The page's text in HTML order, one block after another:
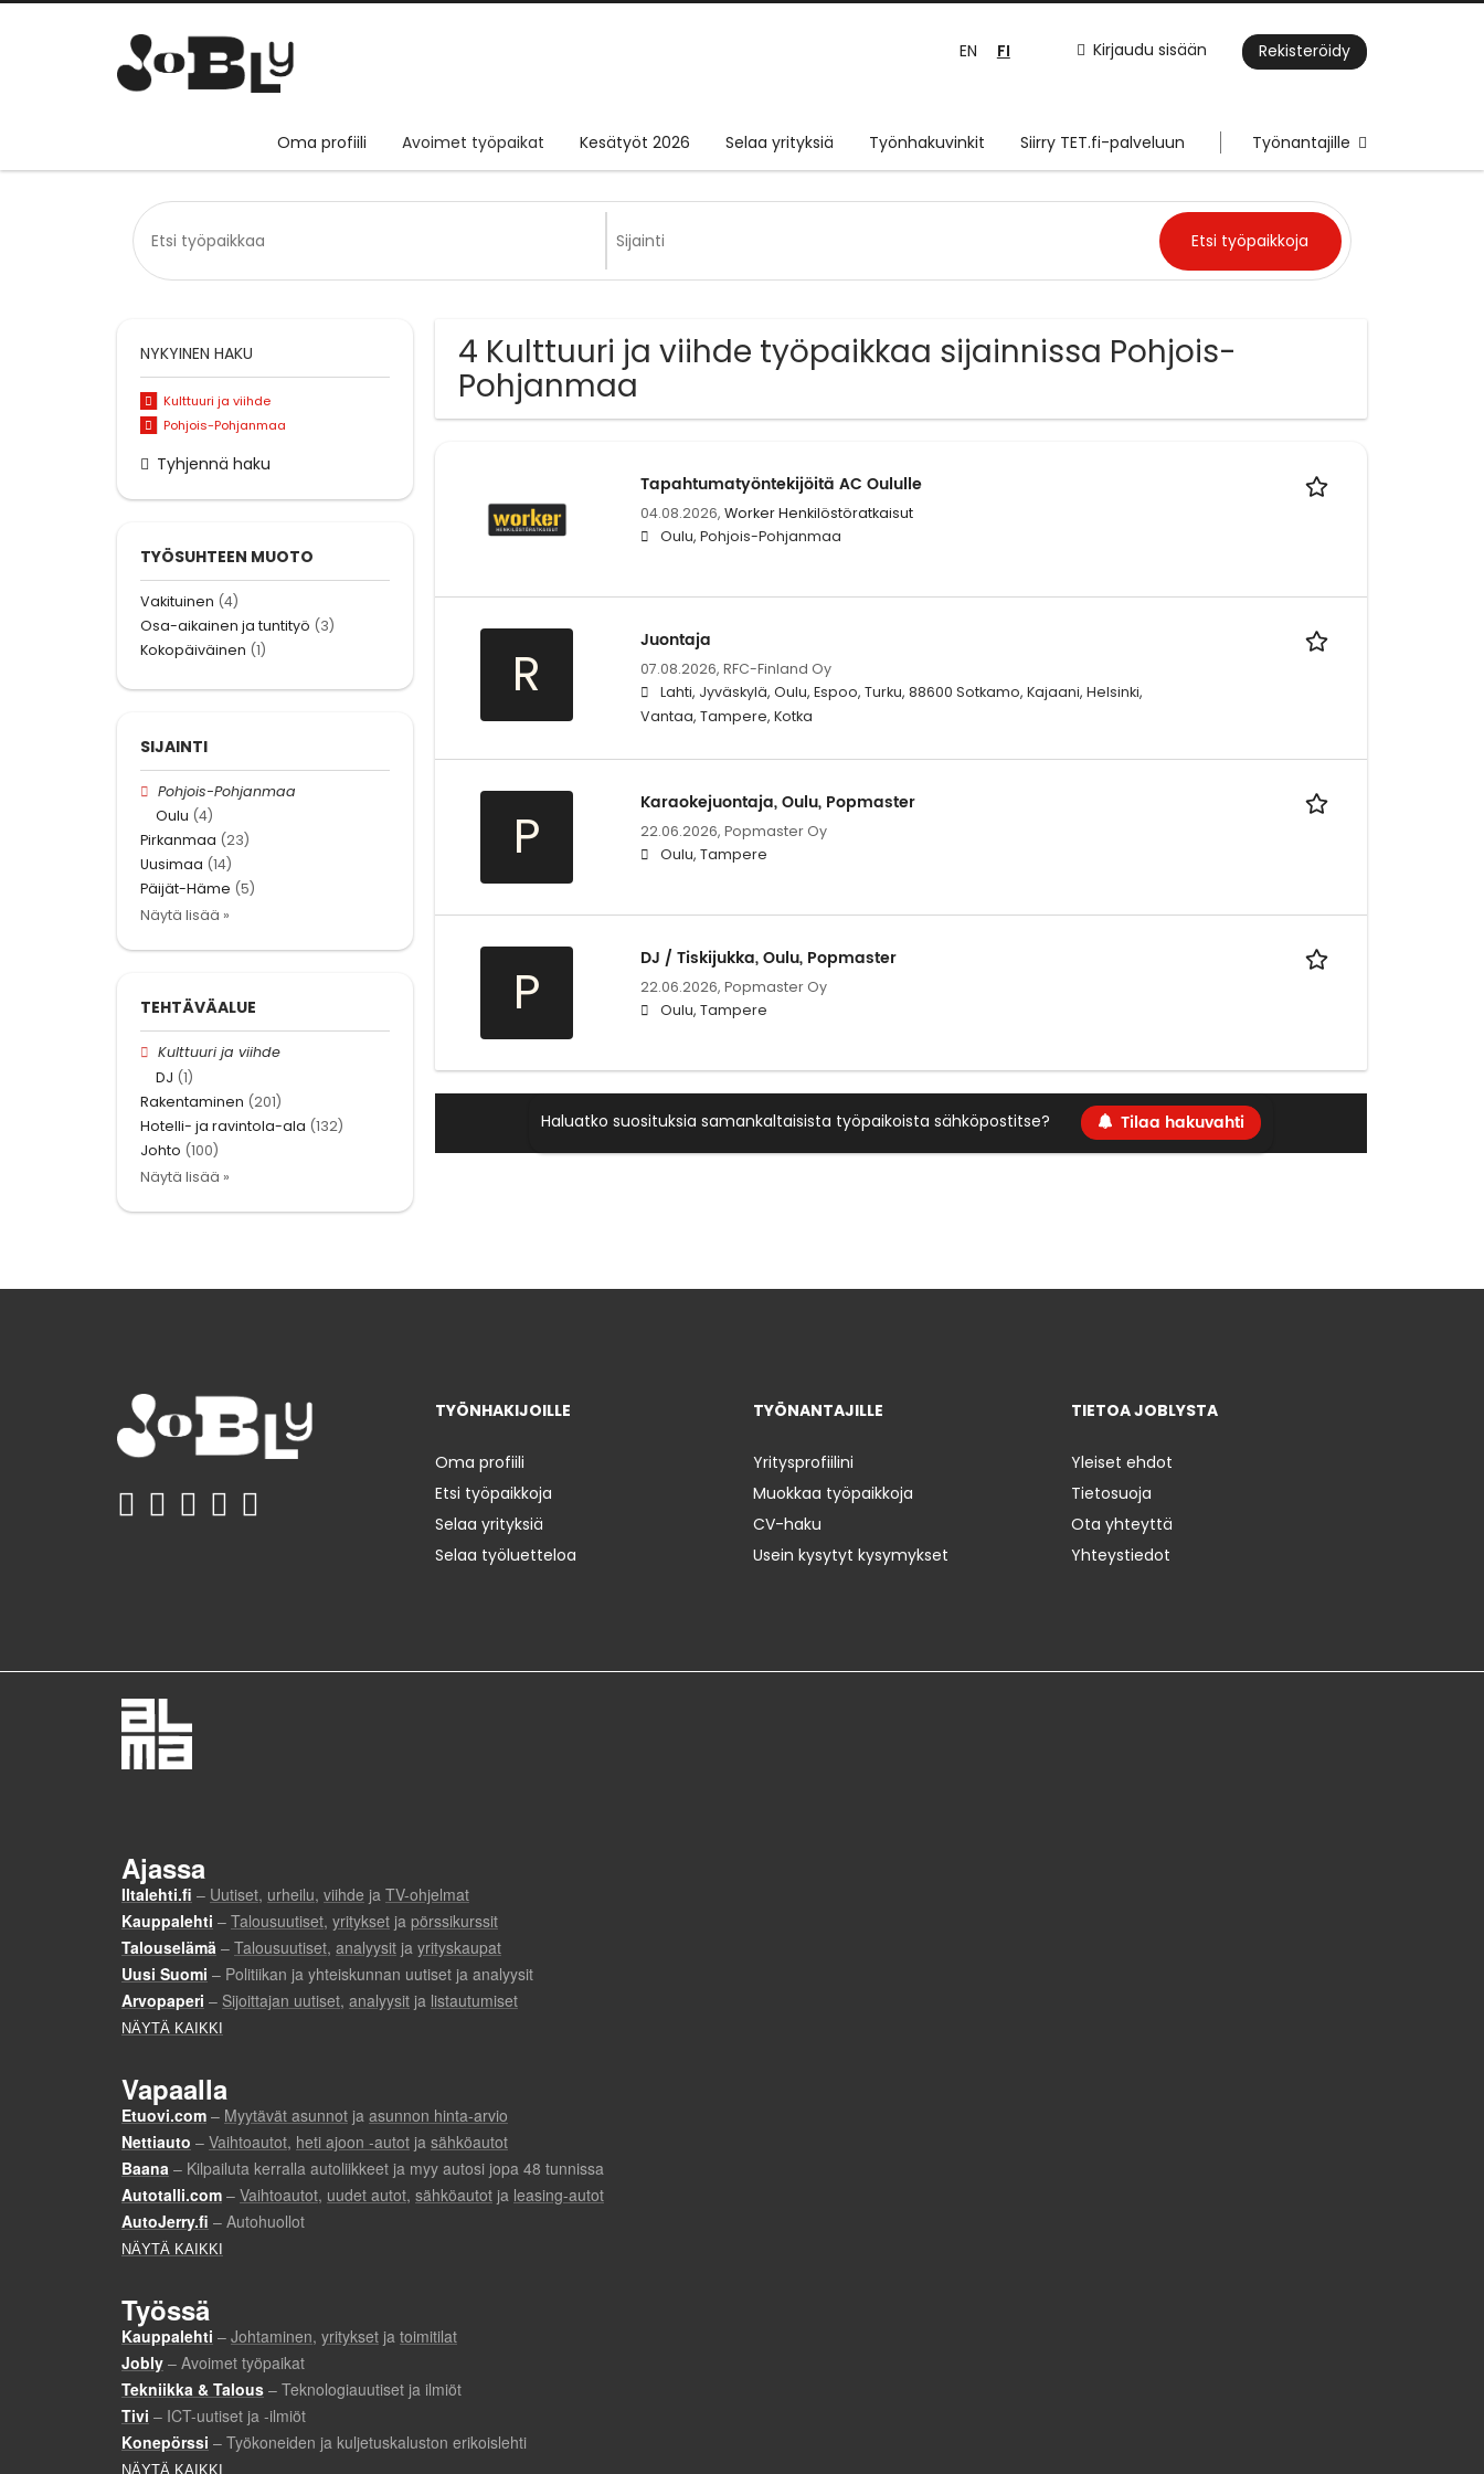
Kirjaudu sisään Rekisteröidy
EN FI
Oma profiili Avoimet työpaikat Kesätyöt 2026 Selaa yrityksiä Työnhakuvinkit Siirry TET.fi-palveluun Työnantajille
4 Kulttuuri ja viihde työpaikkaa sijainnissa Pohjois-
Pohjanmaa
Tapahtumatyöntekijöitä AC Oululle
04.08.2026, Worker Henkilöstöratkaisut
Oulu, Pohjois-Pohjanmaa
R
Juontaja
07.08.2026, RFC-Finland Oy
Lahti, Jyväskylä, Oulu, Espoo, Turku, 88600 Sotkamo, Kajaani, Helsinki,
Vantaa, Tampere, Kotka
P
Karaokejuontaja, Oulu, Popmaster
22.06.2026, Popmaster Oy
Oulu, Tampere
P
DJ / Tiskijukka, Oulu, Popmaster
22.06.2026, Popmaster Oy
Oulu, Tampere
Haluatko suosituksia samankaltaisista työpaikoista sähköpostitse? Tilaa hakuvahti
NYKYINEN HAKU
Kulttuuri ja viihde
Pohjois-Pohjanmaa
Tyhjennä haku
TYÖSUHTEEN MUOTO
Vakituinen (4)
Osa-aikainen ja tuntityö (3)
Kokopäiväinen (1)
SIJAINTI
Pohjois-Pohjanmaa
Oulu (4)
Pirkanmaa (23)
Uusimaa (14)
Päijät-Häme (5)
Näytä lisää »
TEHTÄVÄALUE
Kulttuuri ja viihde
DJ (1)
Rakentaminen (201)
Hotelli- ja ravintola-ala (132)
Johto (100)
Näytä lisää »
TYÖNHAKIJOILLE
Oma profiili
Etsi työpaikkoja
Selaa yrityksiä
Selaa työluetteloa
TYÖNANTAJILLE
Yritysprofiilini
Muokkaa työpaikkoja
CV-haku
Usein kysytyt kysymykset
TIETOA JOBLYSTA
Yleiset ehdot
Tietosuoja
Ota yhteyttä
Yhteystiedot